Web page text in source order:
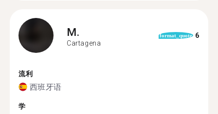
M.
Cartagena
format_quote 6
流利
西班牙语
学